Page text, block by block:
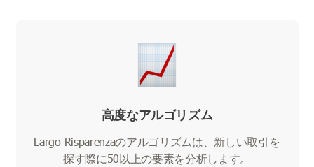
高度なアルゴリズム
Largo Risparenzaのアルゴリズムは、新しい取引を
探す際に50以上の要素を分析します。